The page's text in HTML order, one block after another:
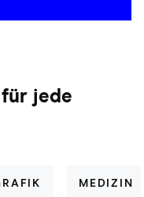
jede
MEDIZIN